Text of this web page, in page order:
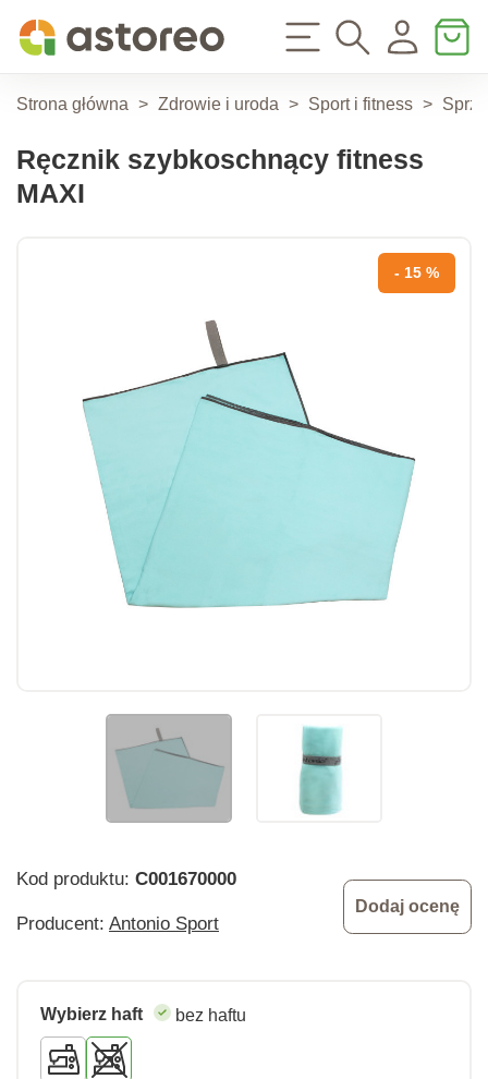
Strona główna > Zdrowie i uroda > Sport i fitness >
Ręcznik szybkoschnący fitness
MAXI
- 15 %
Kod produktu: C001670000
Producent: Antonio Sport
Dodaj ocenę
Wybierz haft bez haftu